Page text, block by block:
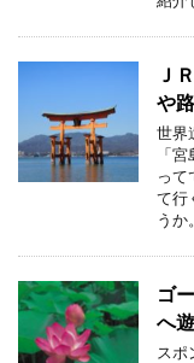
Ｊ
や
世界
「
って
て行
うか
ゴ
へ
スポ